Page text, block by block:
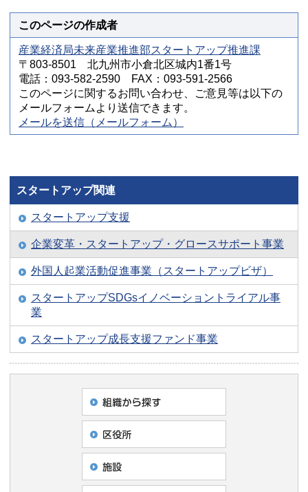
このページの作成者
産業経済局未来産業推進部スタートアップ推進課
〒803-8501 北九州市小倉北区城内1番1号
電話：093-582-2590 FAX：093-591-2566
このページに関するお問い合わせ、ご意見等は以下の
メールフォームより送信できます。
メールを送信（メールフォーム）
スタートアップ関連
スタートアップ支援
企業変革・スタートアップ・グロースサポート事業
外国人起業活動促進事業（スタートアップビザ）
スタートアップSDGsイノベーショントライアル事
業
スタートアップ成長支援ファンド事業